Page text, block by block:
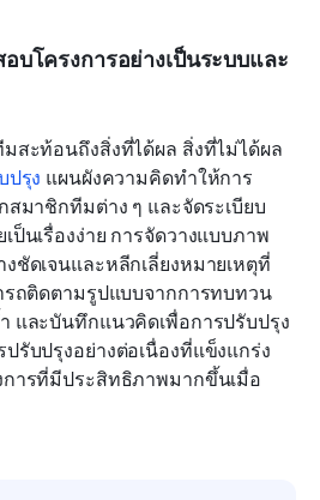
บโครงการอย่างเป็นระบบและ
สะท้อนถึงสิ่งที่ได้ผล สิ่งที่ไม่ได้ผล
ปรุง แผนผังความคิดทำให้การ
มาชิกทีมต่าง ๆ และจัดระเบียบ
นเรื่องง่าย การจัดวางแบบภาพ
ชัดเจนและหลีกเลี่ยงหมายเหตุที่
ถติดตามรูปแบบจากการทบทวน
และบันทึกแนวคิดเพื่อการปรับปรุง
รับปรุงอย่างต่อเนื่องที่แข็งแกร่ง
ารที่มีประสิทธิภาพมากขึ้นเมื่อ